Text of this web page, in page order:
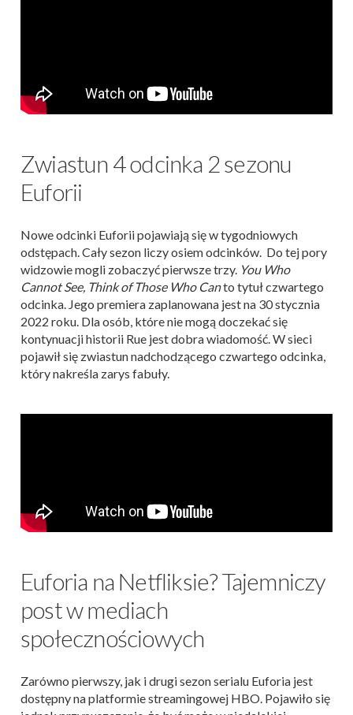
Zwiastun 4 odcinka 2 sezonu
Euforii
Nowe odcinki Euforii pojawiają się w tygodniowych
odstępach. Cały sezon liczy osiem odcinków. Do tej pory
widzowie mogli zobaczyć pierwsze trzy. You Who
Cannot See, Think of Those Who Canto tytuł czwartego
odcinka. Jego premiera zaplanowana jest na 30 stycznia
2022 roku. Dla osób, które nie mogą doczekać się
kontynuacji historii Rue jest dobra wiadomość. W sieci
pojawił się zwiastun nadchodzącego czwartego odcinka,
który nakreśla zarys fabuły.
Euforia na Netfliksie? Tajemniczy
post w mediach
społecznościowych
Zarówno pierwszy, jak i drugi sezon serialu Euforia jest
dostępny na platformie streamingowej HBO. Pojawiło się